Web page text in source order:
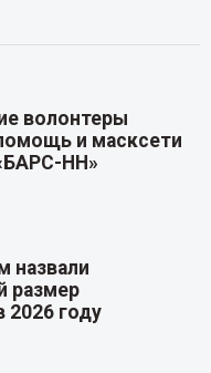
волонтеры
и масксети
НН»
назвали
размер
2026 году